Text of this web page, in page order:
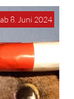
ab 8. Juni 2024